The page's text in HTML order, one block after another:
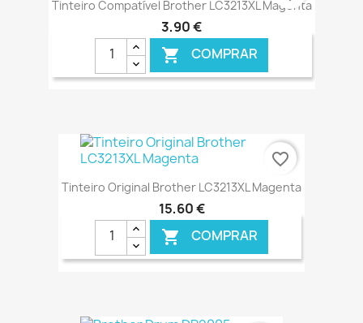
Tinteiro Compatível Brother LC3213XL Magenta
3,90 €
 COMPRAR
€ ONLINE
Tinteiro Original Brother LC3213XL Magenta
15,60 €
 COMPRAR
favorite_border